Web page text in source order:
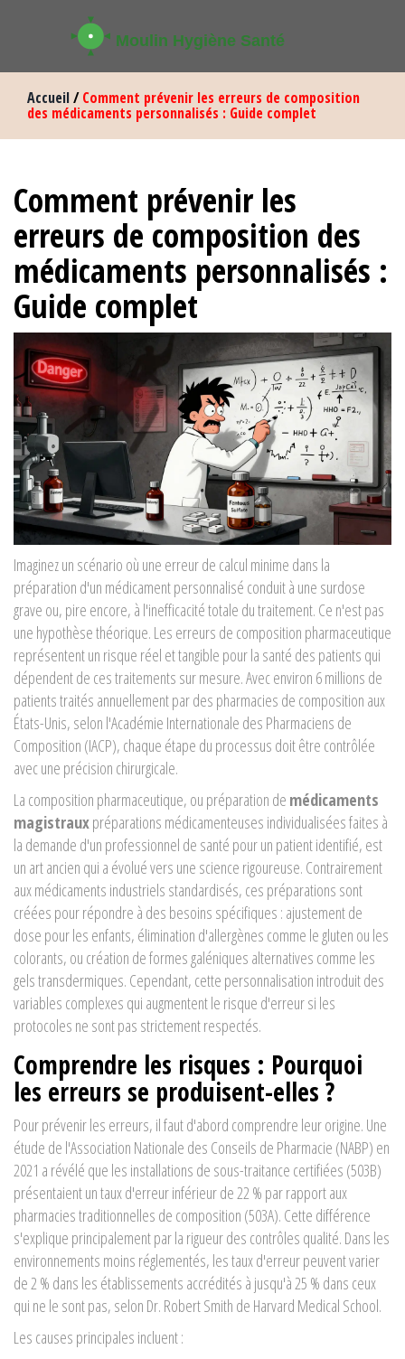
Accueil/Comment prévenir les erreurs de composition
des médicaments personnalisés : Guide complet
Comment prévenir les
erreurs de composition des
médicaments personnalisés :
Guide complet
Imaginez un scénario où une erreur de calcul minime dans la
préparation d'un médicament personnalisé conduit à une surdose
grave ou, pire encore, à l'inefficacité totale du traitement. Ce n'est pas
une hypothèse théorique. Les erreurs de composition pharmaceutique
représentent un risque réel et tangible pour la santé des patients qui
dépendent de ces traitements sur mesure. Avec environ 6 millions de
patients traités annuellement par des pharmacies de composition aux
États-Unis, selon l'Académie Internationale des Pharmaciens de
Composition (IACP), chaque étape du processus doit être contrôlée
avec une précision chirurgicale.
La composition pharmaceutique, ou préparation de médicaments
magistrauxpréparations médicamenteuses individualisées faites à
la demande d'un professionnel de santé pour un patient identifié, est
un art ancien qui a évolué vers une science rigoureuse. Contrairement
aux médicaments industriels standardisés, ces préparations sont
créées pour répondre à des besoins spécifiques : ajustement de
dose pour les enfants, élimination d'allergènes comme le gluten ou les
colorants, ou création de formes galéniques alternatives comme les
gels transdermiques. Cependant, cette personnalisation introduit des
variables complexes qui augmentent le risque d'erreur si les
protocoles ne sont pas strictement respectés.
Comprendre les risques : Pourquoi
les erreurs se produisent-elles ?
Pour prévenir les erreurs, il faut d'abord comprendre leur origine. Une
étude de l'Association Nationale des Conseils de Pharmacie (NABP) en
2021 a révélé que les installations de sous-traitance certifiées (503B)
présentaient un taux d'erreur inférieur de 22 % par rapport aux
pharmacies traditionnelles de composition (503A). Cette différence
s'explique principalement par la rigueur des contrôles qualité. Dans les
environnements moins réglementés, les taux d'erreur peuvent varier
de 2 % dans les établissements accrédités à jusqu'à 25 % dans ceux
qui ne le sont pas, selon Dr. Robert Smith de Harvard Medical School.
Les causes principales incluent :